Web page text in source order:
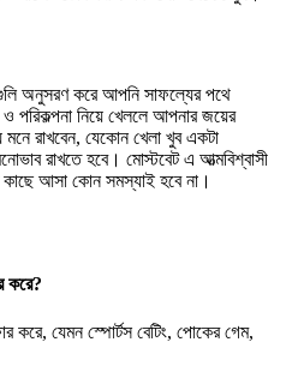
অনুসরণ করে আপনি সাফল্যের পথে
পরিকল্পনা নিয়ে খেললে আপনার জয়ের
রাখবেন, যেকোন খেলা খুব একটা
রাখতে হবে। মোস্টবেট এ আত্মবিশ্বাসী
আসা কোন সমস্যাই হবে না।
করে?
করে, যেমন স্পোর্টস বেটিং, পোকের গেম,